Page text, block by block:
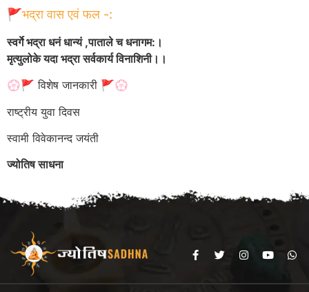
🚩भद्रा वास एवं फल -:
स्वर्गे भद्रा धनं धान्यं ,पाताले च धनागम:।
मृत्युलोके यदा भद्रा सर्वकार्य विनाशिनी।।
💮🚩 विशेष जानकारी 🚩💮
राष्ट्रीय युवा दिवस
स्वामी विवेकानन्द जयंती
ज्योतिष साधना